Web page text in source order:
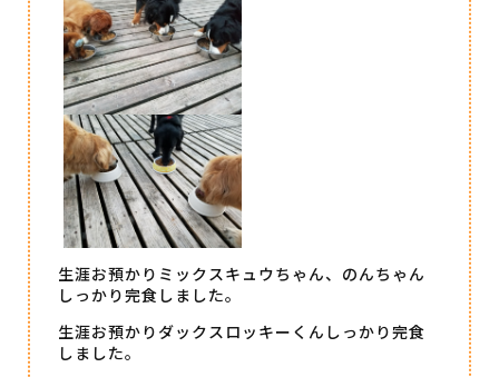
生涯お預かりミックスキュウちゃん、のんちゃん
しっかり完食しました。
生涯お預かりダックスロッキーくんしっかり完食
しました。